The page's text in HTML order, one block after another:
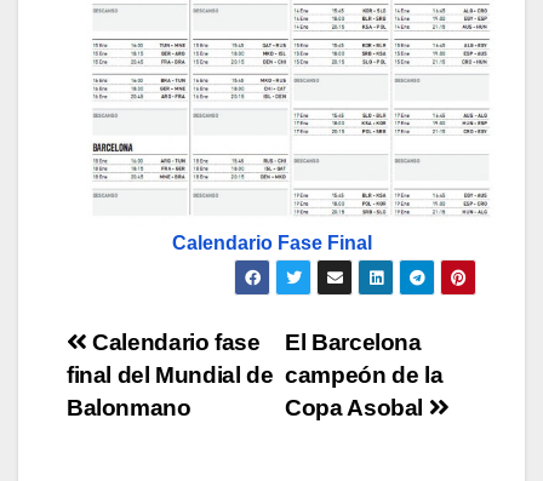
Calendario Fase Final
Navegación
de
El Barcelona
campeón de la
Copa Asobal
Calendario fase
final del Mundial de
Balonmano